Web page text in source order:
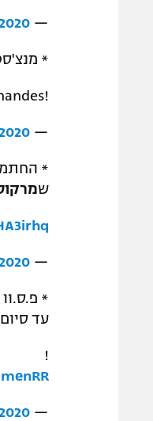
— Newcastle United FC (@NUFC)
*
— Manchester United (@ManUtd)
*
ש
— Estudiantes de La Plata (@EdelpOficial)
*
עד
!
— PSV International (@psveindhoven)